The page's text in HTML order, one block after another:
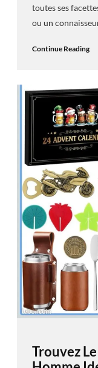
toutes ses
ou un
Continue Reading
Trouvez